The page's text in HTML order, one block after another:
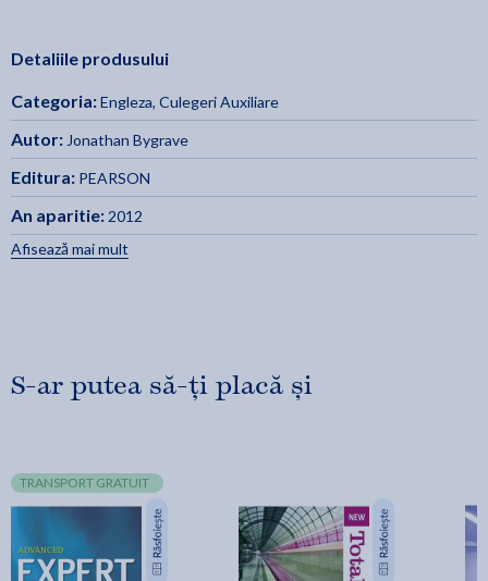
Detaliile produsului
Categoria:Engleza, Culegeri Auxiliare
Autor: Jonathan Bygrave
Editura: PEARSON
An aparitie: 2012
Afisează mai mult
S-ar putea să-ți placă și
TRANSPORT GRATUIT